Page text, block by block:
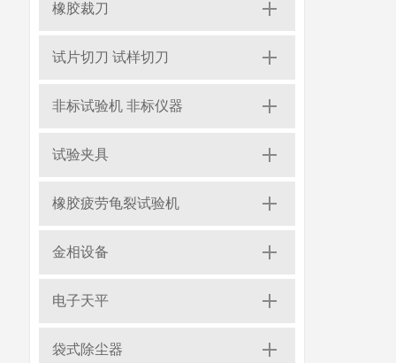
橡胶裁刀
试片切刀 试样切刀
非标试验机 非标仪器
试验夹具
橡胶疲劳龟裂试验机
金相设备
电子天平
袋式除尘器